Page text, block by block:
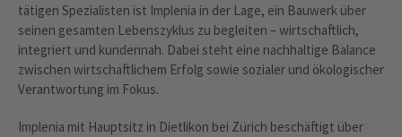
tätigen Spezialisten ist Implenia in der Lage, ein Bauwerk über
seinen gesamten Lebenszyklus zu begleiten – wirtschaftlich,
integriert und kundennah. Dabei steht eine nachhaltige Balance
zwischen wirtschaftlichem Erfolg sowie sozialer und ökologischer
Verantwortung im Fokus.
Implenia mit Hauptsitz in Dietlikon bei Zürich beschäftigt über